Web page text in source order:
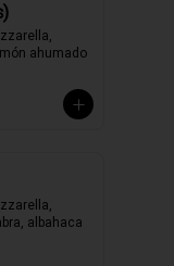
ahumado
albahaca